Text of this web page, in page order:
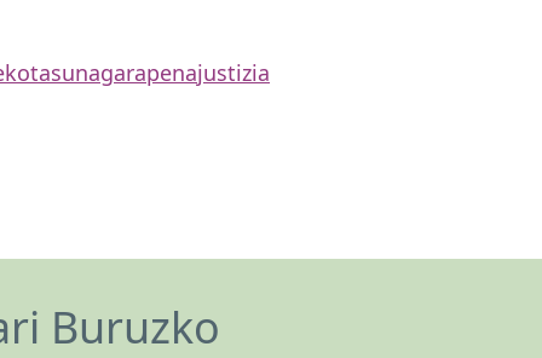
garapenajustizia
Buruzko